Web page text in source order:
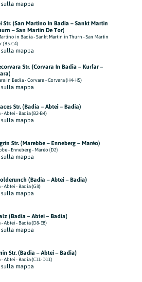
sulla mappa
Str. (San Martino In Badia – Sankt Martin
– San Martin De Tor)
in Badia - Sankt Martin in Thurn - San Martin
(B5-C4)
sulla mappa
Str. (Corvara In Badia – Kurfar –
in Badia - Corvara - Corvara (H4-H5)
sulla mappa
Str. (Badia – Abtei – Badia)
- Abtei - Badia (B2-B4)
sulla mappa
Str. (Marebbe – Enneberg – Marèo)
- Enneberg - Marèo (D2)
sulla mappa
(Badia – Abtei – Badia)
- Abtei - Badia (G8)
sulla mappa
(Badia – Abtei – Badia)
- Abtei - Badia (D8-E8)
sulla mappa
Str. (Badia – Abtei – Badia)
- Abtei - Badia (C11-D11)
sulla mappa